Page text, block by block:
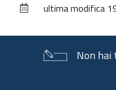
documentoultima modifica
Non hai